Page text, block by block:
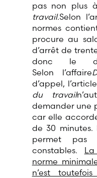
pas non plus
travail.Selon
normes
procure au
d’arrêt de
donc le
Selon l’affaire
d’appel,
du travail
demander une
car elle
de 30 minutes.
permet pas
constables.
norme
n’est